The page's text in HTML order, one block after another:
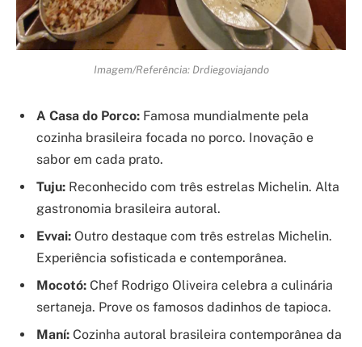
Imagem/Referência: Drdiegoviajando
A Casa do Porco: Famosa mundialmente pela
cozinha brasileira focada no porco. Inovação e
sabor em cada prato.
Tuju: Reconhecido com três estrelas Michelin. Alta
gastronomia brasileira autoral.
Evvai: Outro destaque com três estrelas Michelin.
Experiência sofisticada e contemporânea.
Mocotó: Chef Rodrigo Oliveira celebra a culinária
sertaneja. Prove os famosos dadinhos de tapioca.
Maní: Cozinha autoral brasileira contemporânea da